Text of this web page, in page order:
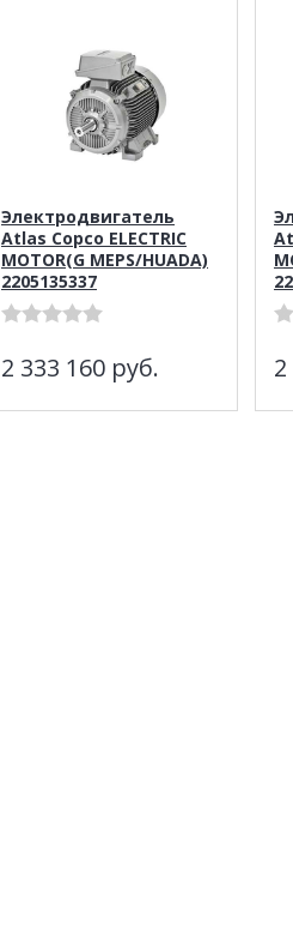
Электродвигатель
Atlas Copco ELECTRIC
MOTOR(G MEPS/HUADA)
2205135337
2 333 160 руб.